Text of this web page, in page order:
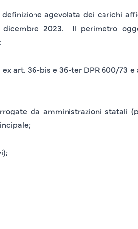
agevolata dei carichi
dicembre 2023. Il perimetro
art. 36-bis e 36-ter DPR 600/73 e
da amministrazioni statali